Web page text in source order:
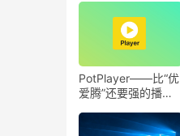
PotPlayer——比“优
爱腾”还要强的播放